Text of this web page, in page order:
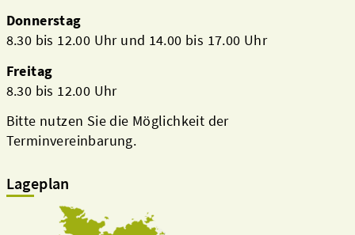
Donnerstag
8.30 bis 12.00 Uhr und 14.00 bis 17.00 Uhr
Freitag
8.30 bis 12.00 Uhr
Bitte nutzen Sie die Möglichkeit der
Terminvereinbarung.
Lageplan